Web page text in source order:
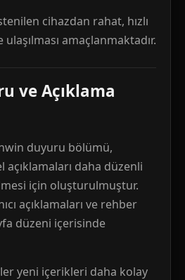
cihazdan rahat, hızlı
amaçlanmaktadır.
ve Açıklama
duyuru bölümü,
açıklamaları daha düzenli
için oluşturulmuştur.
açıklamaları ve rehber
düzeni içerisinde
yeni içerikleri daha kolay